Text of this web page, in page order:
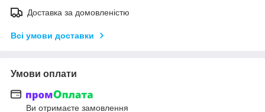
Доставка за домовленістю
Всі умови доставки
Умови оплати
Ви отримаєте замовлення